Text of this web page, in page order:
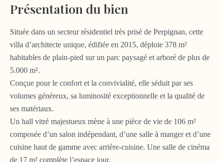
Présentation du bien
Située dans un secteur résidentiel très prisé de Perpignan, cette
villa d’architecte unique, édifiée en 2015, déploie 378 m²
habitables de plain-pied sur un parc paysagé et arboré de plus de
5.000 m².
Conçue pour le confort et la convivialité, elle séduit par ses
volumes généreux, sa luminosité exceptionnelle et la qualité de
ses matériaux.
Un hall vitré majestueux mène à une pièce de vie de 106 m²
composée d’un salon indépendant, d’une salle à manger et d’une
cuisine haut de gamme avec arrière-cuisine. Une salle de cinéma
de 17 m² complète l’espace jour.